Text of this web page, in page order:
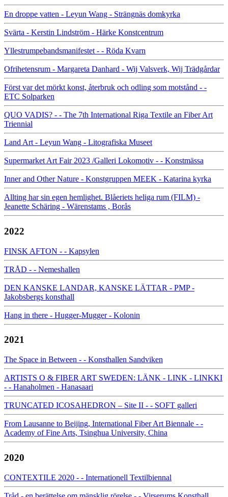
En droppe vatten - Leyun Wang - Strängnäs domkyrka
Svärta - Kerstin Lindström - Härke Konstcentrum
Yllestrumpebandsmanifestet - - Röda Kvarn
Ofrihetensrum - Margareta Danhard - Wij Valsverk, Wij Trädgårdar
Först var det mörkt konst, återbruk och odling som motstånd - -
ETC Solparken
QUO VADIS? - - The 7th International Riga Textile an Fiber Art
Triennial
Land Art - Leyun Wang - Litografiska Museet
Supermarket Art Fair 2023 /Galleri Lokomotiv - - Konstmässa
Inner and Other Nature - Konstgruppen MEEK - Katarina kyrka
Allting har sin egen hemlighet. Blåeriets heliga rum (FILM) -
Jeanette Schäring - Wärenstams , Borås
2022
FINSK AFTON - - Kapsylen
TRÅD - - Nemeshallen
DEN KANSKE LANDAR, KANSKE LÄTTAR - PMP -
Jakobsbergs konsthall
Hang in there - Hugger-Mugger - Kolonin
2021
The Space in Between - - Konsthallen Sandviken
ARTISTS O & FIBER ART SWEDEN: LÄNK - LINK - LINKKI
- - Hanaholmen - Hanasaari
TRUNCATED ICOSAHEDRON – Site II - - SOFT galleri
From Lausanne to Beijing, International Fiber Art Biennale - -
Academy of Fine Arts, Tsinghua University, China
2020
CONTEXTILE 2020 - - Internationell Textilbiennal